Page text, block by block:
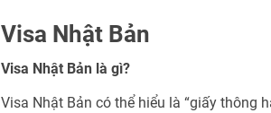
Visa Nhật Bản
Visa Nhật Bản là gì?
Visa Nhật Bản có thể hiểu là “giấy thông